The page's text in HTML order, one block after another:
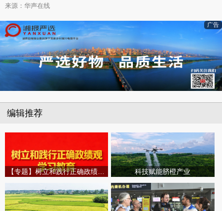
来源：华声在线
广告
编辑推荐
科技赋能脐橙产业